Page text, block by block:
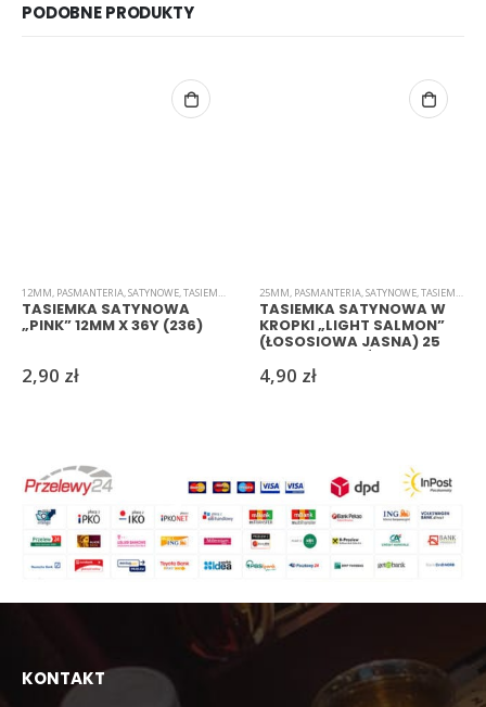
PODOBNE PRODUKTY
12MM, PASMANTERIA,SATYNOWE,TASIEMKI
TASIEMKA SATYNOWA
„PINK” 12MM X 36Y (236)
2,90 zł
25MM, PASMANTERIA,SATYNOWE,TASIEMKI
TASIEMKA SATYNOWA W
KROPKI „LIGHT SALMON”
(ŁOSOSIOWA JASNA) 25
4,90 zł
KONTAKT